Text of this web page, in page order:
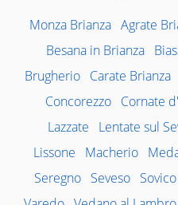
Monza Brianza Agrate
Besana in Brianza
Brugherio Carate Brianza
Concorezzo
Cornate
Lazzate
Lentate sul
Lissone
Macherio
Seregno Seveso Sovico